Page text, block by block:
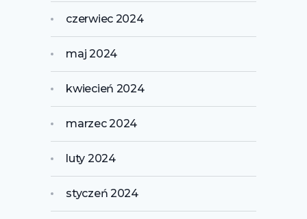
czerwiec 2024
maj 2024
kwiecień 2024
marzec 2024
luty 2024
styczeń 2024